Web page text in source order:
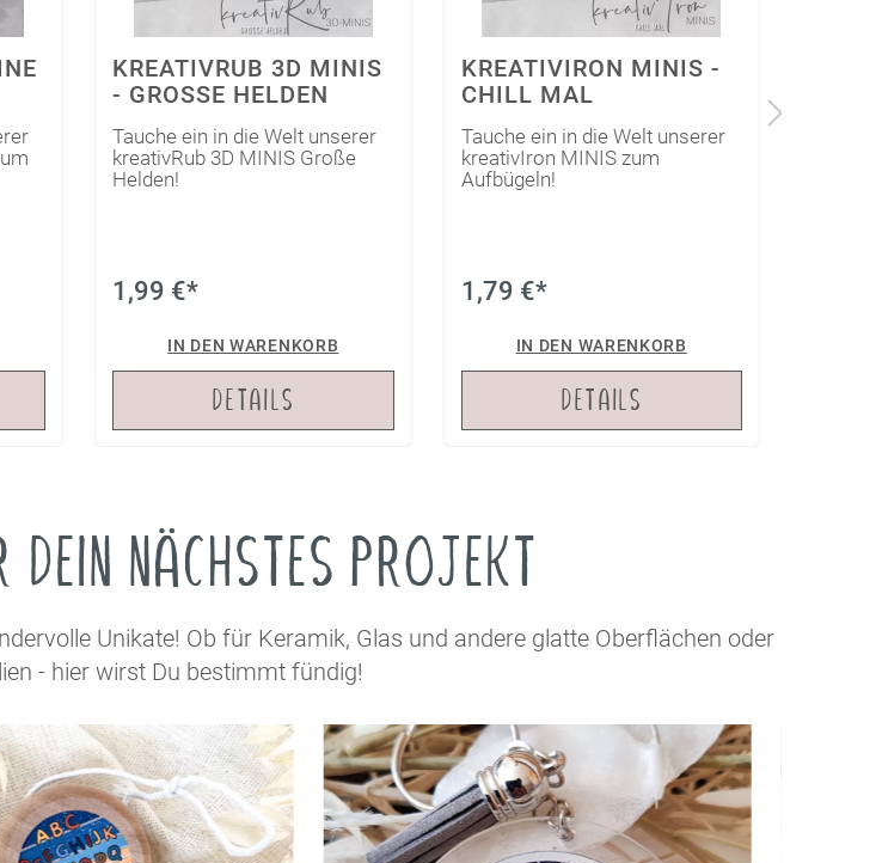
KREATIVIRON MINIS -
CHILL MAL
Tauche ein in die Welt unserer
kreativIron MINIS zum
Aufbügeln!
1,79 €*
IN DEN WARENKORB
DETAILS
KREATIVIRON -
HOPFEN&MALZ
Tauche ein in die Welt unserer
kreativIron Hopfen & Malz zum
Aufbügeln!
1,89 €*
IN DEN WARENKORB
DETAILS
DEIN NÄCHSTES PROJEKT
Unikate! Ob für Keramik, Glas und andere glatte Oberflächen oder
- hier wirst Du bestimmt fündig!